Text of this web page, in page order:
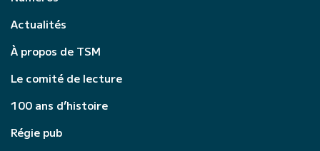
Actualités
À propos de TSM
Le comité de lecture
100 ans d’histoire
Régie pub